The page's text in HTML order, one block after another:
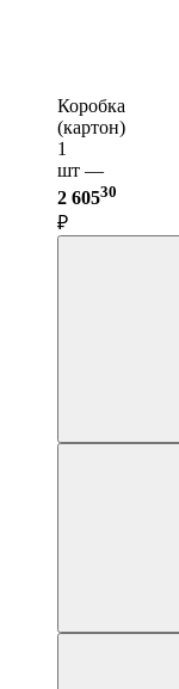
Коробка
(картон)
1
шт —
2 60530
₽